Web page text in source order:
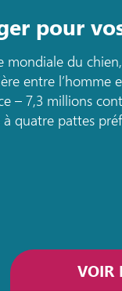
pour
mondiale du
entre l’homme
– 7,3 millions
quatre pattes
VOIR